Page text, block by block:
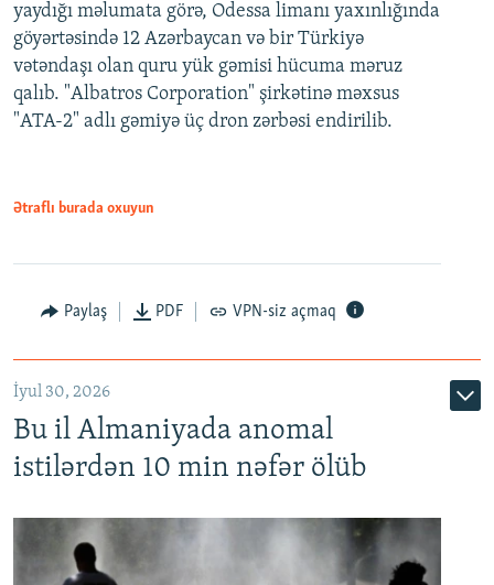
yaydığı məlumata görə, Odessa limanı yaxınlığında
göyərtəsində 12 Azərbaycan və bir Türkiyə
vətəndaşı olan quru yük gəmisi hücuma məruz
qalıb. "Albatros Corporation" şirkətinə məxsus
"ATA-2" adlı gəmiyə üç dron zərbəsi endirilib.
Ətraflı burada oxuyun
Paylaş PDF VPN-siz açmaq
İyul 30, 2026
Bu il Almaniyada anomal
istilərdən 10 min nəfər ölüb